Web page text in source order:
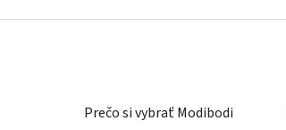
Prečo si vybrať Modibodi